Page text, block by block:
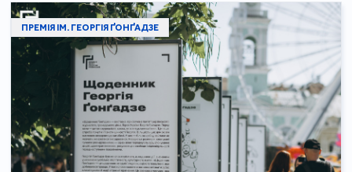
ПРЕМІЯ ІМ. ГЕОРГІЯ ҐОНҐАДЗЕ